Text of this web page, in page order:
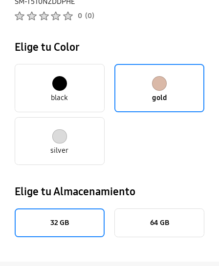
0 (0)
Elige tu Color
black gold
silver
Elige tu Almacenamiento
32 GB 64 GB